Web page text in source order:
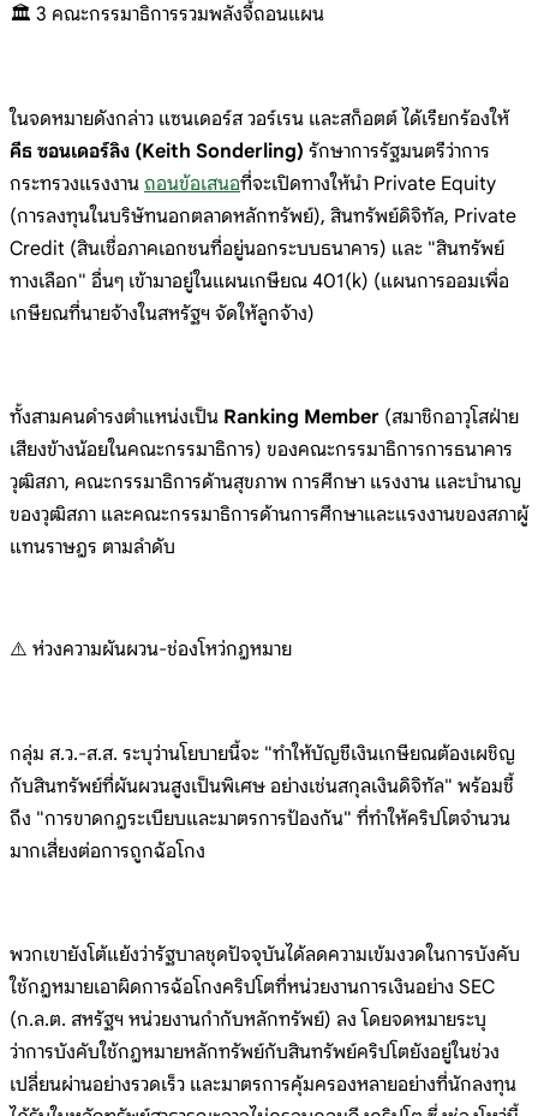
🏛️ 3 คณะกรรมาธิการรวมพลังจี้ถอนแผน
ในจดหมายดังกล่าว แซนเดอร์ส วอร์เรน และสก็อตต์ ได้เรียกร้องให้
คีธ ซอนเดอร์ลิง (Keith Sonderling) รักษาการรัฐมนตรีว่าการ
กระทรวงแรงงาน ถอนข้อเสนอที่จะเปิดทางให้นำ Private Equity
(การลงทุนในบริษัทนอกตลาดหลักทรัพย์), สินทรัพย์ดิจิทัล, Private
Credit (สินเชื่อภาคเอกชนที่อยู่นอกระบบธนาคาร) และ "สินทรัพย์
ทางเลือก" อื่นๆ เข้ามาอยู่ในแผนเกษียณ 401(k) (แผนการออมเพื่อ
เกษียณที่นายจ้างในสหรัฐฯ จัดให้ลูกจ้าง)
ทั้งสามคนดำรงตำแหน่งเป็น Ranking Member (สมาชิกอาวุโสฝ่าย
เสียงข้างน้อยในคณะกรรมาธิการ) ของคณะกรรมาธิการการธนาคาร
วุฒิสภา, คณะกรรมาธิการด้านสุขภาพ การศึกษา แรงงาน และบำนาญ
ของวุฒิสภา และคณะกรรมาธิการด้านการศึกษาและแรงงานของสภาผู้
แทนราษฎร ตามลำดับ
⚠️ ห่วงความผันผวน-ช่องโหว่กฎหมาย
กลุ่ม ส.ว.-ส.ส. ระบุว่านโยบายนี้จะ "ทำให้บัญชีเงินเกษียณต้องเผชิญ
กับสินทรัพย์ที่ผันผวนสูงเป็นพิเศษ อย่างเช่นสกุลเงินดิจิทัล" พร้อมชี้
ถึง "การขาดกฎระเบียบและมาตรการป้องกัน" ที่ทำให้คริปโตจำนวน
มากเสี่ยงต่อการถูกฉ้อโกง
พวกเขายังโต้แย้งว่ารัฐบาลชุดปัจจุบันได้ลดความเข้มงวดในการบังคับ
ใช้กฎหมายเอาผิดการฉ้อโกงคริปโตที่หน่วยงานการเงินอย่าง SEC
(ก.ล.ต. สหรัฐฯ หน่วยงานกำกับหลักทรัพย์) ลง โดยจดหมายระบุ
ว่าการบังคับใช้กฎหมายหลักทรัพย์กับสินทรัพย์คริปโตยังอยู่ในช่วง
เปลี่ยนผ่านอย่างรวดเร็ว และมาตรการคุ้มครองหลายอย่างที่นักลงทุน